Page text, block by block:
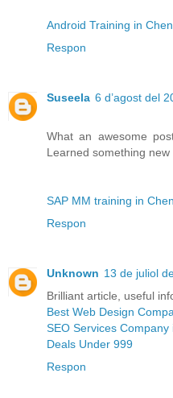
Android Training in
Respon
Suseela 6 d’agost del
What an awesome
Learned something new
SAP MM training in
Respon
Unknown 13 de juliol
Brilliant article, useful
Best Web Design
SEO Services Company
Deals Under 999
Respon